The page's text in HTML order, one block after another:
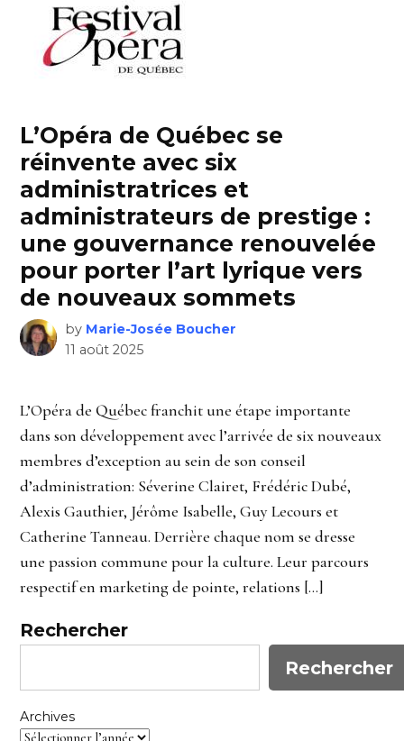
L’Opéra de Québec se
réinvente avec six
administratrices et
administrateurs de prestige :
une gouvernance renouvelée
pour porter l’art lyrique vers
de nouveaux sommets
by Marie-Josée Boucher
11 août 2025
L’Opéra de Québec franchit une étape importante
dans son développement avec l’arrivée de six nouveaux
membres d’exception au sein de son conseil
d’administration: Séverine Clairet, Frédéric Dubé,
Alexis Gauthier, Jérôme Isabelle, Guy Lecours et
Catherine Tanneau. Derrière chaque nom se dresse
une passion commune pour la culture. Leur parcours
respectif en marketing de pointe, relations […]
Rechercher
Rechercher
Archives